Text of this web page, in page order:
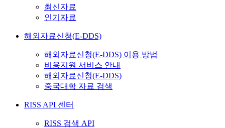
최신자료
인기자료
해외자료신청(E-DDS)
해외자료신청(E-DDS) 이용 방법
비용지원 서비스 안내
해외자료신청(E-DDS)
중국대학 자료 검색
RISS API 센터
RISS 검색 API